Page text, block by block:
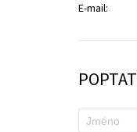
E-mail: